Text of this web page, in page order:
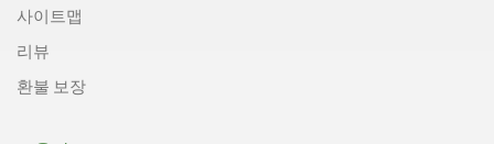
사이트맵
리뷰
환불 보장